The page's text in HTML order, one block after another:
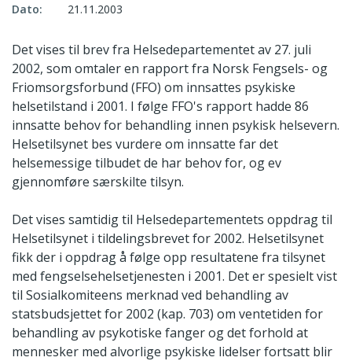
Dato:
21.11.2003
Det vises til brev fra Helsedepartementet av 27. juli
2002, som omtaler en rapport fra Norsk Fengsels- og
Friomsorgsforbund (FFO) om innsattes psykiske
helsetilstand i 2001. I følge FFO's rapport hadde 86
innsatte behov for behandling innen psykisk helsevern.
Helsetilsynet bes vurdere om innsatte far det
helsemessige tilbudet de har behov for, og ev
gjennomføre særskilte tilsyn.
Det vises samtidig til Helsedepartementets oppdrag til
Helsetilsynet i tildelingsbrevet for 2002. Helsetilsynet
fikk der i oppdrag å følge opp resultatene fra tilsynet
med fengselsehelsetjenesten i 2001. Det er spesielt vist
til Sosialkomiteens merknad ved behandling av
statsbudsjettet for 2002 (kap. 703) om ventetiden for
behandling av psykotiske fanger og det forhold at
mennesker med alvorlige psykiske lidelser fortsatt blir